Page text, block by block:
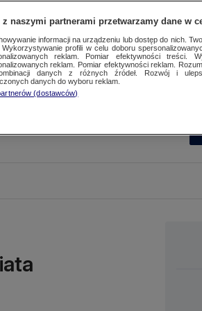
z naszymi partnerami przetwarzamy dane w
informacji na urządzeniu lub dostęp do nich.
Wykorzystywanie profili w celu doboru
reklam. Pomiar efektywności treści.
reklam. Pomiar efektywności reklam.
danych z różnych źródeł. Rozwój i
danych do wyboru reklam.
(dostawców)